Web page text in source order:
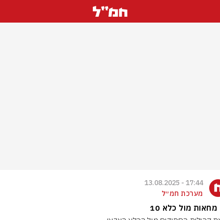
17:44 - 13.08.2025
מערכת חמ״ל
מול כלא 10